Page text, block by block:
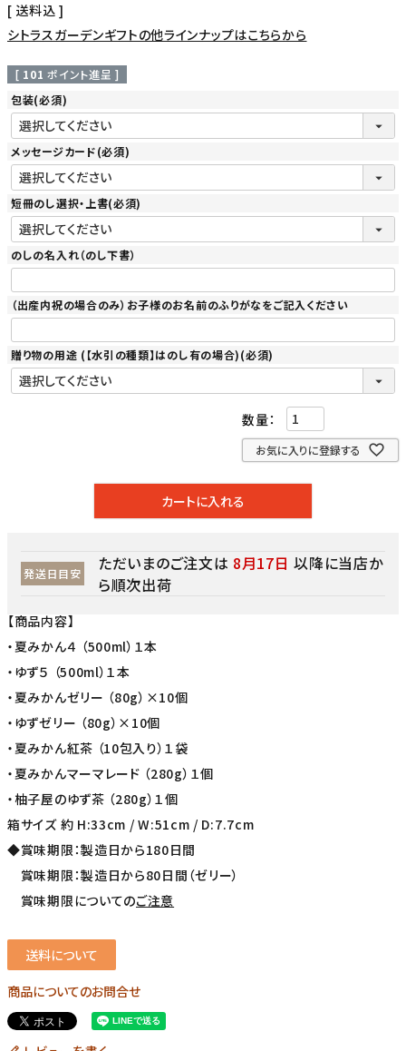
送料込
シトラスガーデンギフトの他ラインナップはこちらから
[ 101 ポイント進呈 ]
包装(必須)
メッセージカード(必須)
短冊のし選択・上書(必須)
のしの名入れ（のし下書）
（出産内祝の場合のみ）お子様のお名前のふりがなをご記入ください
贈り物の用途 (【水引の種類】はのし有の場合)(必須)
お気に入りに登録する
カートに入れる
発送日目安 ただいまのご注文は 8月17日 以降に当店か
ら順次出荷
【商品内容】
・夏みかん４ （500ml）１本
・ゆず５ （500ml）１本
・夏みかんゼリー （80g）×10個
・ゆずゼリー （80g）×10個
・夏みかん紅茶 （10包入り）１袋
・夏みかんマーマレード （280g）１個
・柚子屋のゆず茶 （280g）１個
箱サイズ 約 H:33cm / W:51cm / D:7.7cm
◆賞味期限：製造日から180日間
賞味期限：製造日から80日間（ゼリー）
賞味期限についてのご注意
送料について
商品についてのお問合せ